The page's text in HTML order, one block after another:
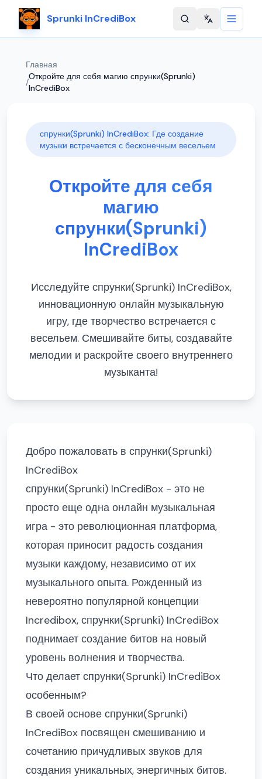
Sprunki InCrediBox Change
Главная
/
Откройте для себя магию спрунки(Sprunki)
InCrediBox
спрунки(Sprunki) InCrediBox: Где создание
музыки встречается с бесконечным весельем
Откройте для себя
магию
спрунки(Sprunki)
InCrediBox
Исследуйте спрунки(Sprunki) InCrediBox,
инновационную онлайн музыкальную
игру, где творчество встречается с
весельем. Смешивайте биты, создавайте
мелодии и раскройте своего внутреннего
музыканта!
Добро пожаловать в спрунки(Sprunki)
InCrediBox
спрунки(Sprunki) InCrediBox - это не
просто еще одна онлайн музыкальная
игра - это революционная платформа,
которая приносит радость создания
музыки каждому, независимо от их
музыкального опыта. Рожденный из
невероятно популярной концепции
Incredibox, спрунки(Sprunki) InCrediBox
поднимает создание битов на новый
уровень волнения и творчества.
Что делает спрунки(Sprunki) InCrediBox
особенным?
В своей основе спрунки(Sprunki)
InCrediBox посвящен смешиванию и
сочетанию причудливых звуков для
создания уникальных, энергичных битов.